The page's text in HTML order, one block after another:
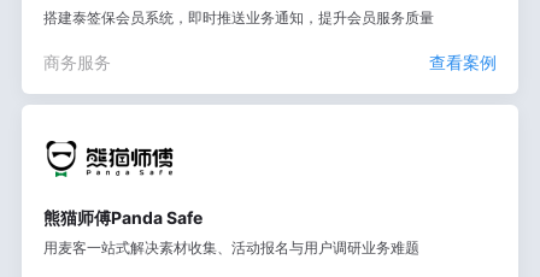
搭建泰签保会员系统，即时推送业务通知，提升会员服务质量
商务服务 查看案例
熊猫师傅Panda Safe
用麦客一站式解决素材收集、活动报名与用户调研业务难题